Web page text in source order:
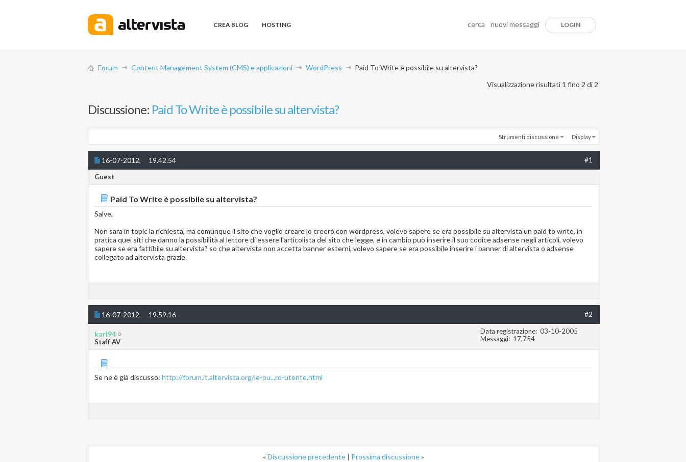
CREA BLOG HOSTING cerca nuovi messaggi LOGIN
Forum Content Management System (CMS) e applicazioni WordPress
Paid To Write è possibile su altervista?
Visualizzazione risultati 1 fino 2 di 2
Discussione: Paid To Write è possibile su altervista?
Strumenti discussione Display
16-07-2012, 19.42.54 #1
Guest
Paid To Write è possibile su altervista?
Salve,
Non sara in topic la richiesta, ma comunque il sito che voglio creare lo creerò con wordpress, volevo sapere se era possibile su altervista un paid to write, in
pratica quei siti che danno la possibilità al lettore di essere l'articolista del sito che legge, e in cambio può inserire il suo codice adsense negli articoli, volevo
sapere se era fattibile su altervista? so che altervista non accetta banner esterni, volevo sapere se era possibile inserire i banner di altervista o adsense
collegato ad altervista grazie.
16-07-2012, 19.59.16 #2
karl94
Staff AV
Data registrazione 03-10-2005
Messaggi
17,754
Se ne è già discusso: http://forum.it.altervista.org/le-pu...ro-utente.html
«Discussione precedente | Prossima discussione»